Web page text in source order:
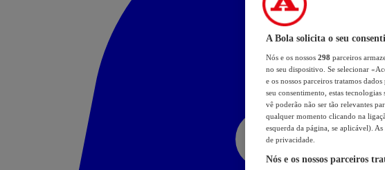
A Bola solicita o seu
Nós e os nossos 298 parceiros
no seu dispositivo. Se selecionar
e os nossos parceiros tratamos
seu consentimento, estas
vê poderão não ser tão relevantes
qualquer momento clicando na
esquerda da página, se aplicável).
de privacidade.
Nós e os nossos parceiros